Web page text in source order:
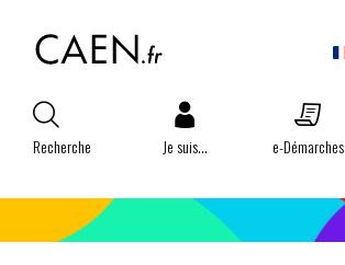
contenu
Recherche Je suis... e-Démarches